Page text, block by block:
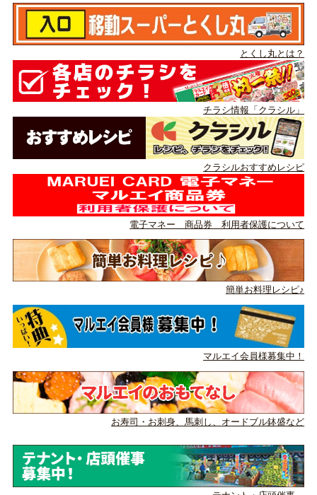
とくし丸とは？
チラシ情報「クラシル」
クラシルおすすめレシピ
電子マネー 商品券 利用者保護について
簡単お料理レシピ♪
マルエイ会員様募集中！
お寿司・お刺身、馬刺し、 オードブル鉢盛など